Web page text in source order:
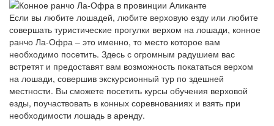
Если вы любите лошадей, любите верховую езду или любите
совершать туристические прогулки верхом на лошади, конное
ранчо Ла-Офра – это именно, то место которое вам
необходимо посетить. Здесь с огромным радушием вас
встретят и предоставят вам возможность покататься верхом
на лошади, совершив экскурсионный тур по здешней
местности. Вы сможете посетить курсы обучения верховой
езды, поучаствовать в конных соревнованиях и взять при
необходимости лошадь в аренду.